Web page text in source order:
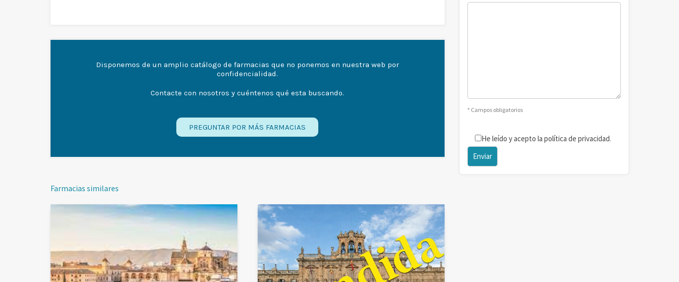
Disponemos de un amplio catálogo de farmacias que no ponemos en nuestra web por
confidencialidad.
Contacte con nosotros y cuéntenos qué esta buscando.
PREGUNTAR POR MÁS FARMACIAS
Farmacias similares
* Campos obligatorios
He leído y acepto la política de privacidad.